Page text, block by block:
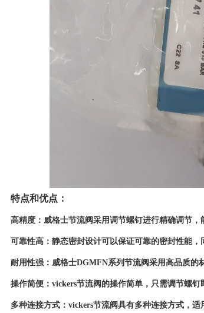
特点和优点：
高精度：威格士节流阀采用调节螺钉进行精确调节，
可靠性高：静态密封设计可以保证可靠的密封性能，
耐用性强：威格士DGMFN系列节流阀采用高品质的
操作简便：vickers节流阀的操作简单，只需调节螺钉
多种连接方式：vickers节流阀具有多种连接方式，适